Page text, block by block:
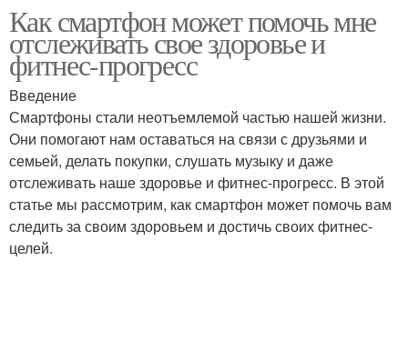
Как смартфон может помочь мне
отслеживать свое здоровье и
фитнес-прогресс
Введение
Смартфоны стали неотъемлемой частью нашей жизни.
Они помогают нам оставаться на связи с друзьями и
семьей, делать покупки, слушать музыку и даже
отслеживать наше здоровье и фитнес-прогресс. В этой
статье мы рассмотрим, как смартфон может помочь вам
следить за своим здоровьем и достичь своих фитнес-
целей.